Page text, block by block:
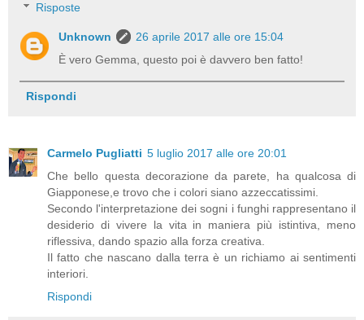
Risposte
Unknown
26 aprile 2017 alle ore 15:04
È vero Gemma, questo poi è davvero ben fatto!
Rispondi
Carmelo Pugliatti 5 luglio 2017 alle ore 20:01
Che bello questa decorazione da parete, ha qualcosa di
Giapponese,e trovo che i colori siano azzeccatissimi.
Secondo l'interpretazione dei sogni i funghi rappresentano il
desiderio di vivere la vita in maniera più istintiva, meno
riflessiva, dando spazio alla forza creativa.
Il fatto che nascano dalla terra è un richiamo ai sentimenti
interiori.
Rispondi